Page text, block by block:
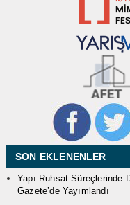
SON EKLENENLER
Yapı Ruhsat Süreçlerinde
Gazete’de Yayımlandı